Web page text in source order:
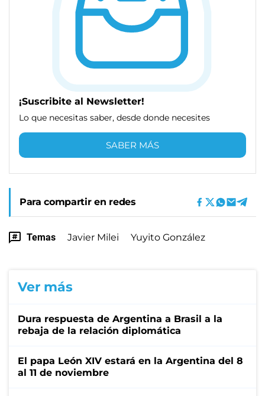
¡Suscribite al Newsletter!
Lo que necesitas saber, desde donde necesites
SABER MÁS
Para compartir en redes
Temas Javier Milei Yuyito González
Ver más
Dura respuesta de Argentina a Brasil a la
rebaja de la relación diplomática
El papa León XIV estará en la Argentina del 8
al 11 de noviembre